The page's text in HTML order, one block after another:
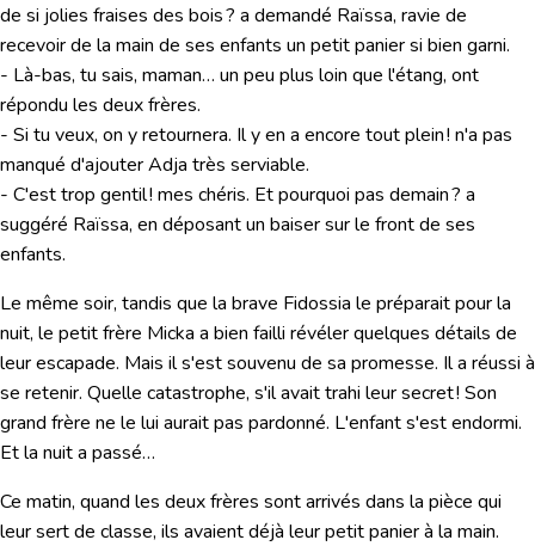
de si jolies fraises des bois ? a demandé Raïssa, ravie de
recevoir de la main de ses enfants un petit panier si bien garni.
- Là-bas, tu sais, maman… un peu plus loin que l'étang, ont
répondu les deux frères.
- Si tu veux, on y retournera. Il y en a encore tout plein ! n'a pas
manqué d'ajouter Adja très serviable.
- C'est trop gentil ! mes chéris. Et pourquoi pas demain ? a
suggéré Raïssa, en déposant un baiser sur le front de ses
enfants.
Le même soir, tandis que la brave Fidossia le préparait pour la
nuit, le petit frère Micka a bien failli révéler quelques détails de
leur escapade. Mais il s'est souvenu de sa promesse. Il a réussi à
se retenir. Quelle catastrophe, s'il avait trahi leur secret ! Son
grand frère ne le lui aurait pas pardonné. L'enfant s'est endormi.
Et la nuit a passé…
Ce matin, quand les deux frères sont arrivés dans la pièce qui
leur sert de classe, ils avaient déjà leur petit panier à la main.